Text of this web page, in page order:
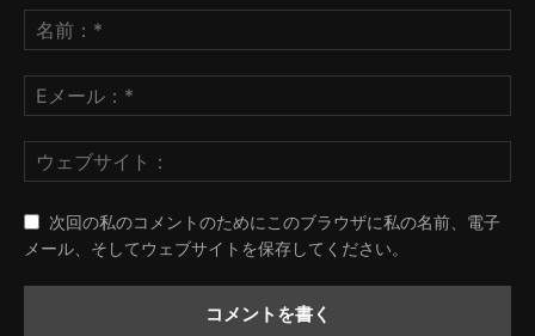
次回の私のコメントのためにこのブラウザに私の名前、電子
メール、そしてウェブサイトを保存してください。